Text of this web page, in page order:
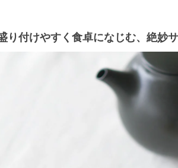
り付けやすく食卓になじむ、絶妙